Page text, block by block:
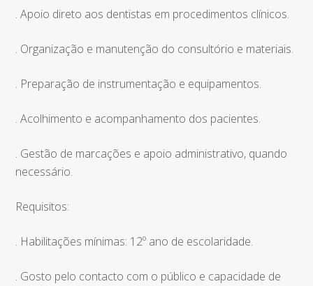
. Apoio direto aos dentistas em procedimentos clínicos.
. Organização e manutenção do consultório e materiais.
. Preparação de instrumentação e equipamentos.
. Acolhimento e acompanhamento dos pacientes.
. Gestão de marcações e apoio administrativo, quando
necessário.
Requisitos:
. Habilitações mínimas: 12º ano de escolaridade.
. Gosto pelo contacto com o público e capacidade de